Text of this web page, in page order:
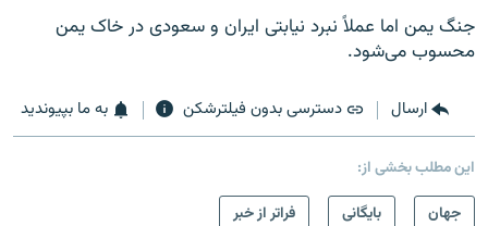
جنگ یمن اما عملاً نبرد نیابتی ایران و سعودی در خاک یمن
محسوب می‌شود.
ارسال دسترسی بدون فیلترشکن به ما بپیوندید
این مطلب بخشی از:
جهان
بایگانی فراتر از خبر